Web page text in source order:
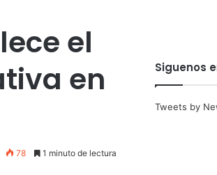
el
en
78 1 minuto de lectura
Siguenos
Tweets by